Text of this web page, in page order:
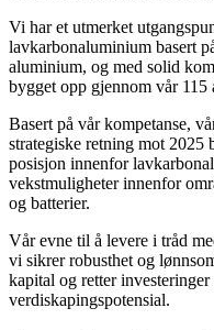
Vi har et utmerket
lavkarbonaluminium basert
aluminium, og med solid
bygget opp gjennom vår 115
Basert på vår kompetanse,
strategiske retning mot 2025
posisjon innenfor
vekstmuligheter innenfor
og batterier.
Vår evne til å levere i tråd
vi sikrer robusthet og
kapital og retter
verdiskapingspotensial.